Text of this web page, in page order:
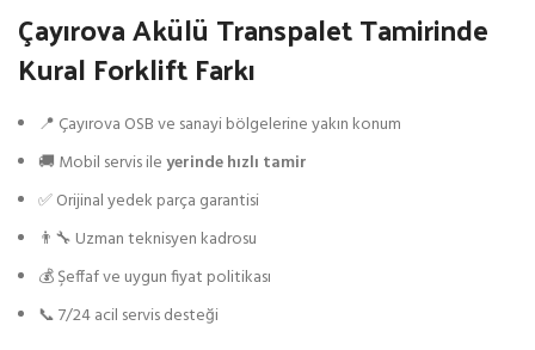
Çayırova Akülü Transpalet Tamirinde
Kural Forklift Farkı
📍 Çayırova OSB ve sanayi bölgelerine yakın konum
🚚 Mobil servis ileyerinde hızlı tamir
✅ Orijinal yedek parça garantisi
👨‍🔧 Uzman teknisyen kadrosu
💰 Şeffaf ve uygun fiyat politikası
📞 7/24 acil servis desteği